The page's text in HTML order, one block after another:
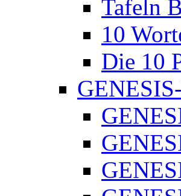
Tafeln
10
Die 10